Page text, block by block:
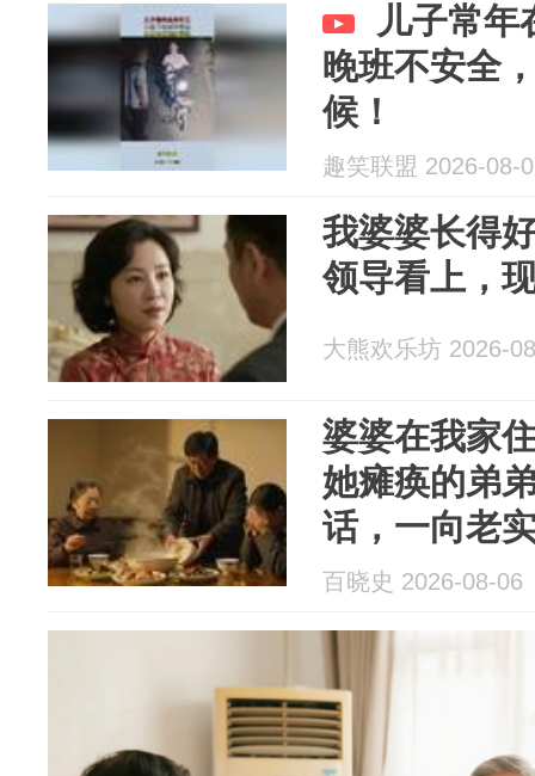
儿子常年
晚班不安全
候！
趣笑联盟 2026-08-
我婆婆长得
领导看上，
大熊欢乐坊 2026-
婆婆在我家
她瘫痪的弟
话，一向老
子：我看你
百晓史 2026-08-06